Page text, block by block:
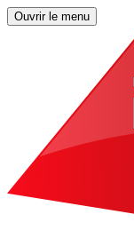
Ouvrir le menu